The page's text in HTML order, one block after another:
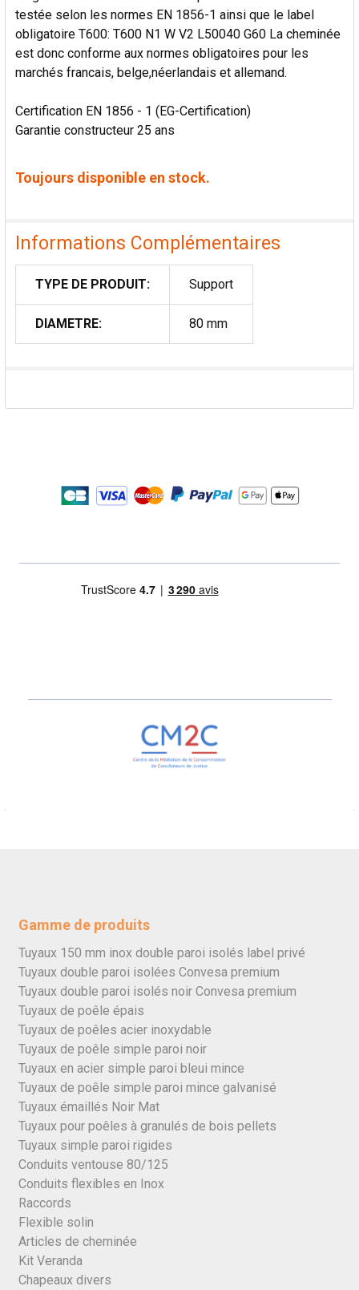
testée selon les normes EN 1856-1 ainsi que le label
obligatoire T600: T600 N1 W V2 L50040 G60 La cheminée
est donc conforme aux normes obligatoires pour les
marchés francais, belge,néerlandais et allemand.
Certification EN 1856 - 1 (EG-Certification)
Garantie constructeur 25 ans
Toujours disponible en stock.
Informations Complémentaires
TYPE DE PRODUIT: Support
DIAMETRE: 80 mm
Gamme de produits
Tuyaux 150 mm inox double paroi isolés label privé
Tuyaux double paroi isolées Convesa premium
Tuyaux double paroi isolés noir Convesa premium
Tuyaux de poêle épais
Tuyaux de poêles acier inoxydable
Tuyaux de poêle simple paroi noir
Tuyaux en acier simple paroi bleui mince
Tuyaux de poêle simple paroi mince galvanisé
Tuyaux émaillés Noir Mat
Tuyaux pour poêles à granulés de bois pellets
Tuyaux simple paroi rigides
Conduits ventouse 80/125
Conduits flexibles en Inox
Raccords
Flexible solin
Articles de cheminée
Kit Veranda
Chapeaux divers